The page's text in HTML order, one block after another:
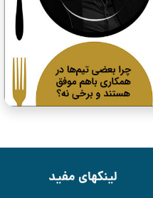
لینکهای مفید